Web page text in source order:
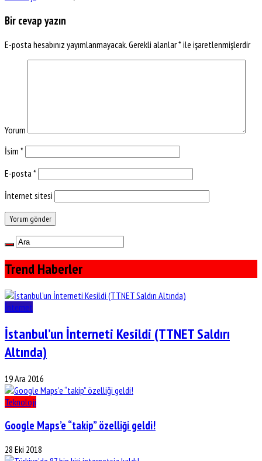
Bir cevap yazın
E-posta hesabınız yayımlanmayacak.Gerekli alanlar*ile işaretlenmişlerdir
Yorum
İsim *
E-posta *
İnternet sitesi
Trend Haberler
İnternet
İstanbul’un İnterneti Kesildi (TTNET Saldırı
Altında)
19 Ara 2016
Teknoloji
Google Maps’e “takip” özelliği geldi!
28 Eki 2018